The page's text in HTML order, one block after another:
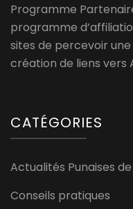
Programme
programme
sites de percevoir
création de liens vers
CATÉGORIES
Actualités Punaises de
Conseils pratiques